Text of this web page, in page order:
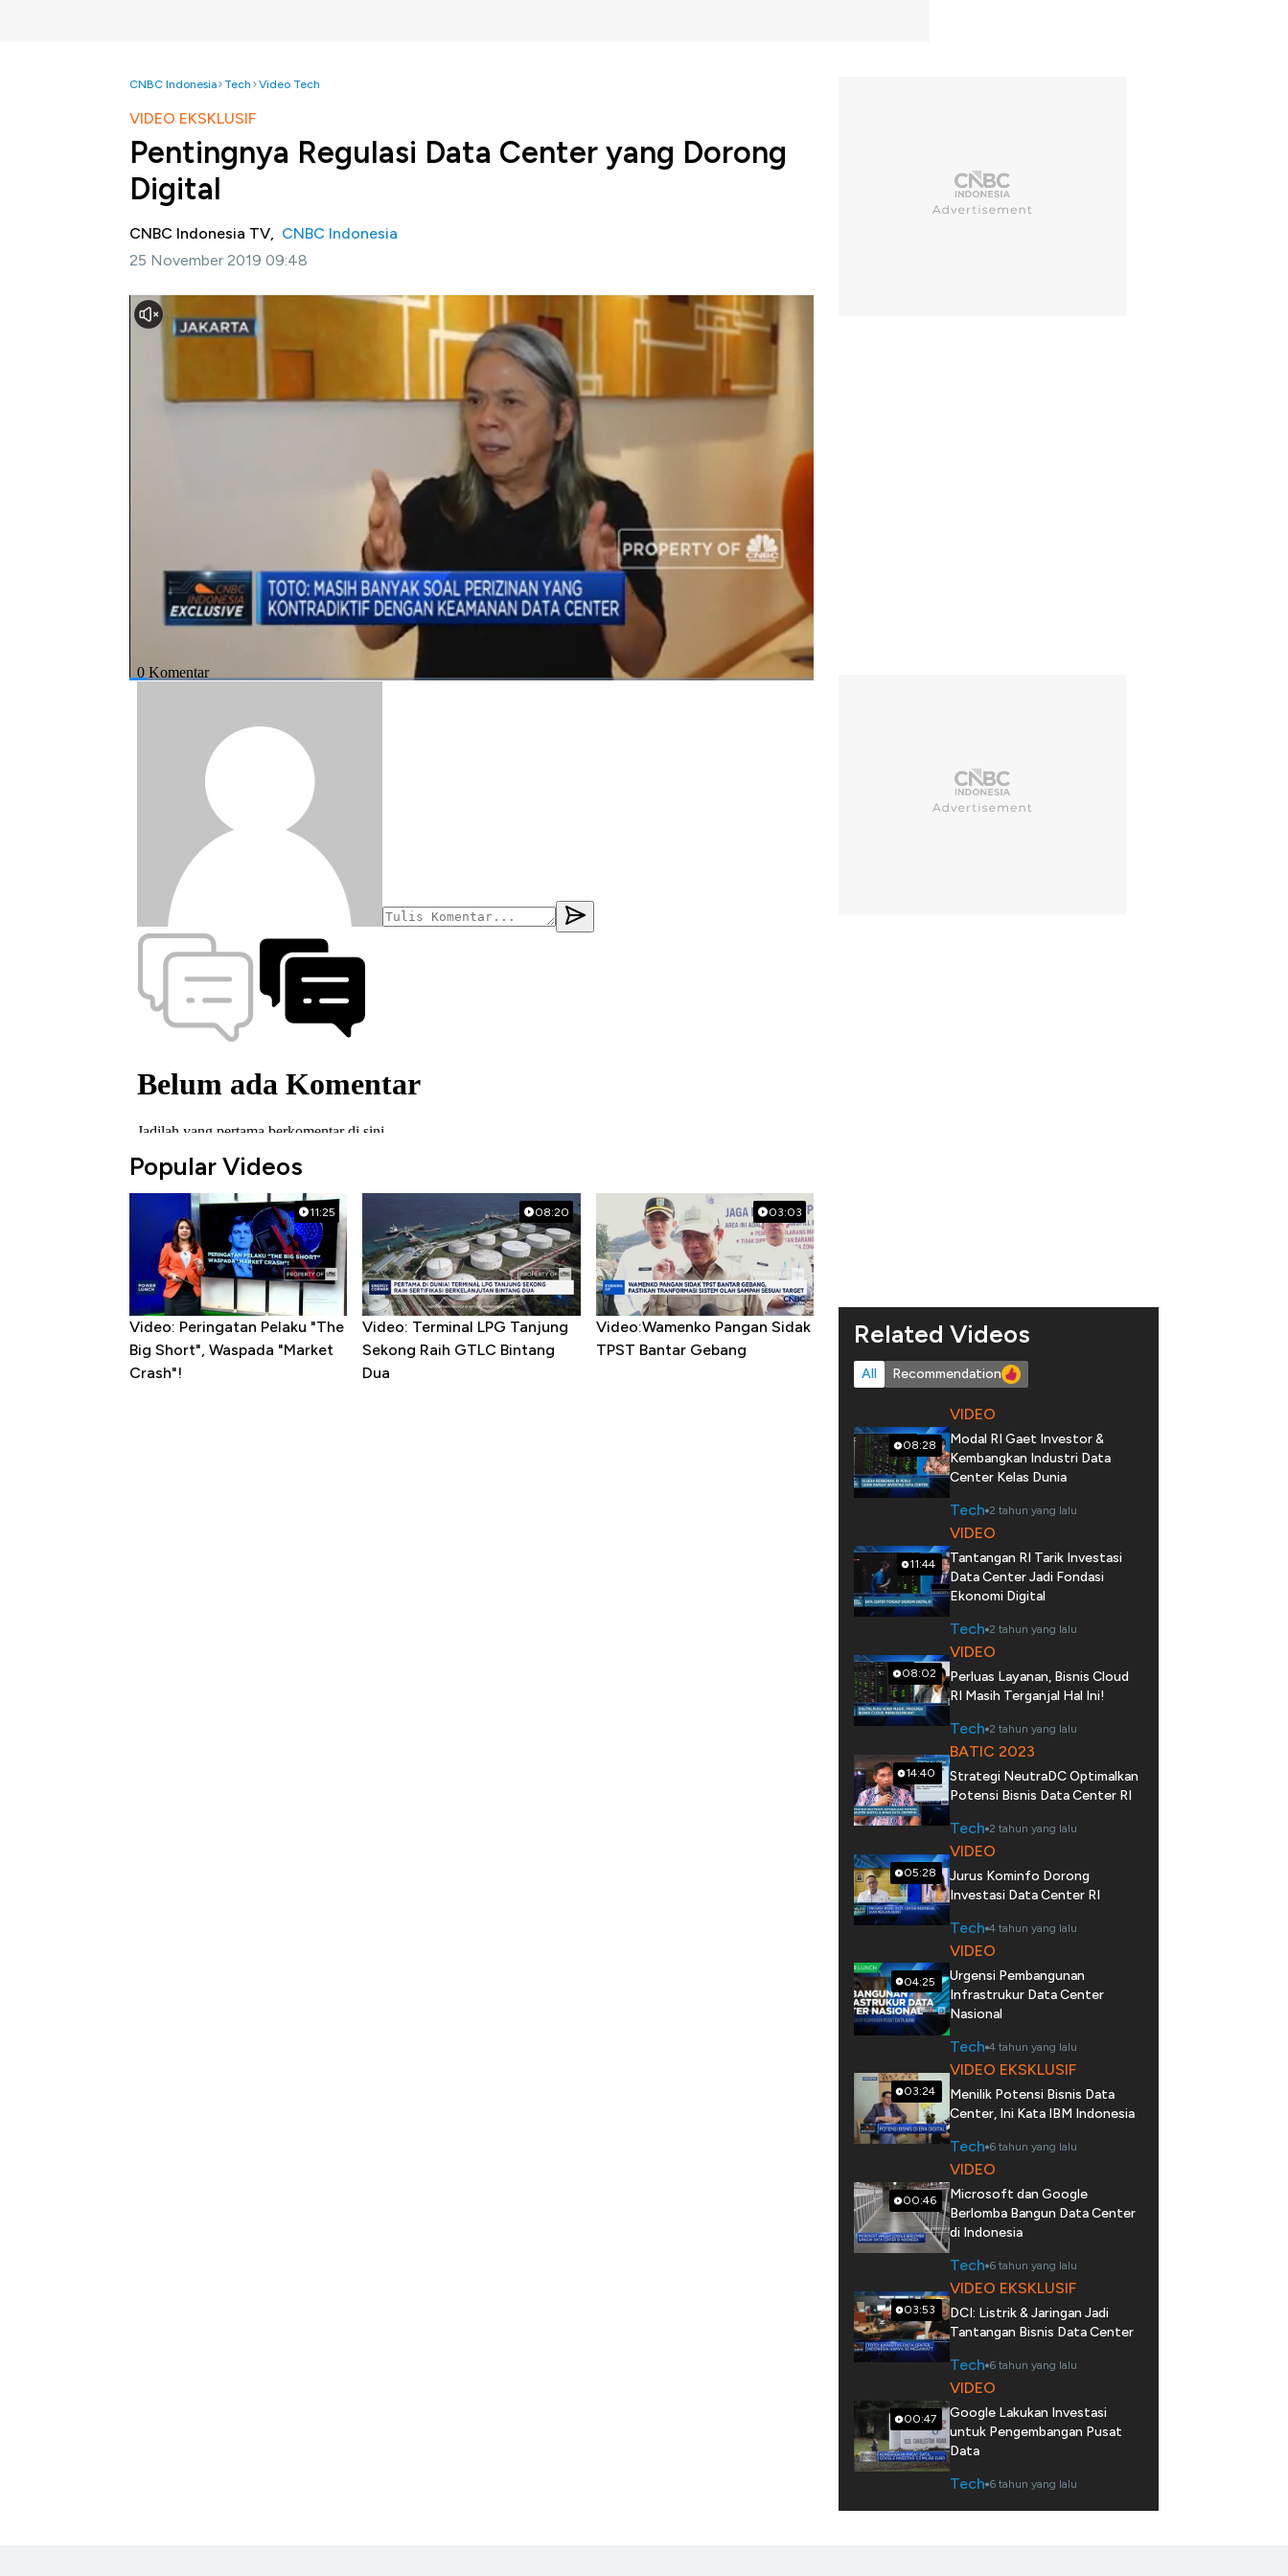
CNBC Indonesia Tech Video Tech
VIDEO EKSKLUSIF
Pentingnya Regulasi Data Center yang Dorong
Digital
CNBC Indonesia TV, CNBC Indonesia
25 November 2019 09:48
Jakarta, CNBC Indonesia-
CEO Data Center Indonesia, Toto Sugiri menyebutkan penting bahwa
regulasi terkait data center harus dapat mendorong perkembangan digital ekonomi Indonesia, selain
itu Toto juga menilai bijak jika data center tetap dibangun di dalam negeri.
Lalu seperti apa DCI memandang perkembangan industri data center? Selengkapnya simak dialog
Mercy Andrea dengan CEO Data Center Indonesia, Toto Sugiri dalam Profit, CNBC Indonesia
#data center #data center indonesia #big data #ekonomi digital
Popular Videos
11:25
Video: Peringatan Pelaku "The
Big Short", Waspada "Market
Crash"!
08:20
Video: Terminal LPG Tanjung
Sekong Raih GTLC Bintang
Dua
03:03
Video:Wamenko Pangan Sidak
TPST Bantar Gebang
Related Videos
All Recommendation
08:28
VIDEO
Modal RI Gaet Investor &
Kembangkan Industri Data
Center Kelas Dunia
Tech 2 tahun yang lalu
11:44
VIDEO
Tantangan RI Tarik Investasi
Data Center Jadi Fondasi
Ekonomi Digital
Tech 2 tahun yang lalu
08:02
VIDEO
Perluas Layanan, Bisnis Cloud
RI Masih Terganjal Hal Ini!
Tech 2 tahun yang lalu
14:40
BATIC 2023
Strategi NeutraDC Optimalkan
Potensi Bisnis Data Center RI
Tech 2 tahun yang lalu
05:28
VIDEO
Jurus Kominfo Dorong
Investasi Data Center RI
Tech 4 tahun yang lalu
04:25
VIDEO
Urgensi Pembangunan
Infrastrukur Data Center
Nasional
Tech 4 tahun yang lalu
03:24
VIDEO EKSKLUSIF
Menilik Potensi Bisnis Data
Center, Ini Kata IBM Indonesia
Tech 6 tahun yang lalu
00:46
VIDEO
Microsoft dan Google
Berlomba Bangun Data Center
di Indonesia
Tech 6 tahun yang lalu
03:53
VIDEO EKSKLUSIF
DCI: Listrik & Jaringan Jadi
Tantangan Bisnis Data Center
Tech 6 tahun yang lalu
00:47
VIDEO
Google Lakukan Investasi
untuk Pengembangan Pusat
Data
Tech 6 tahun yang lalu